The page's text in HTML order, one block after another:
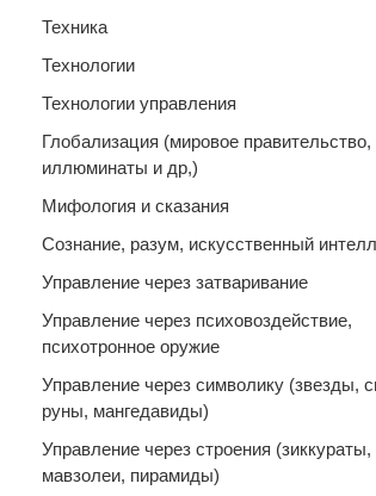
Техника
Технологии
Технологии управления
Глобализация (мировое
иллюминаты и др,)
Мифология и сказания
Сознание, разум, искусственный
Управление через затваривание
Управление через психовоздействие,
психотронное оружие
Управление через символику (звезды,
руны, мангедавиды)
Управление через строения (зиккураты,
мавзолеи, пирамиды)